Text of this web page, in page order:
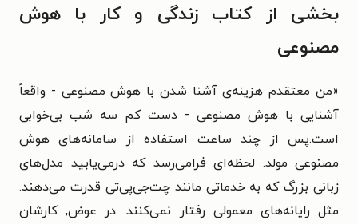
بخشی از کتاب زندگی و کار با هوش
مصنوعی
«من معتقدم هزینه‌ی آشنا شدن با هوش مصنوعی - واقعاً
آشنایی با هوش مصنوعی - دست کم سه شب بی‌خوابی
است.پس از چند ساعت استفاده از سامانه‌های هوش
مصنوعی مولد. لحظه‌ای فرامی‌رسد که درمی‌یابید مدل‌های
زبانی بزرگ که به خدماتی مانند چت‌جی‌پی‌تی قدرت می‌دهند.
مثل رایانه‌های معمولی رفتار نمی‌کنند. در عوض, کارشان